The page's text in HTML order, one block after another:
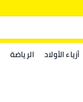
أزياء الأولاد الرياضة